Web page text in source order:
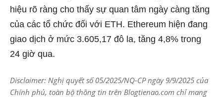
hiệu rõ ràng cho thấy sự quan tâm ngày càng tăng
của các tổ chức đối với ETH. Ethereum hiện đang
giao dịch ở mức 3.605,17 đô la, tăng 4,8% trong
24 giờ qua.
Disclaimer: Nghị quyết số 05/2025/NQ-CP ngày 9/9/2025 của
Chính phủ, toàn bộ thông tin trên Blogtienao.com chỉ mang